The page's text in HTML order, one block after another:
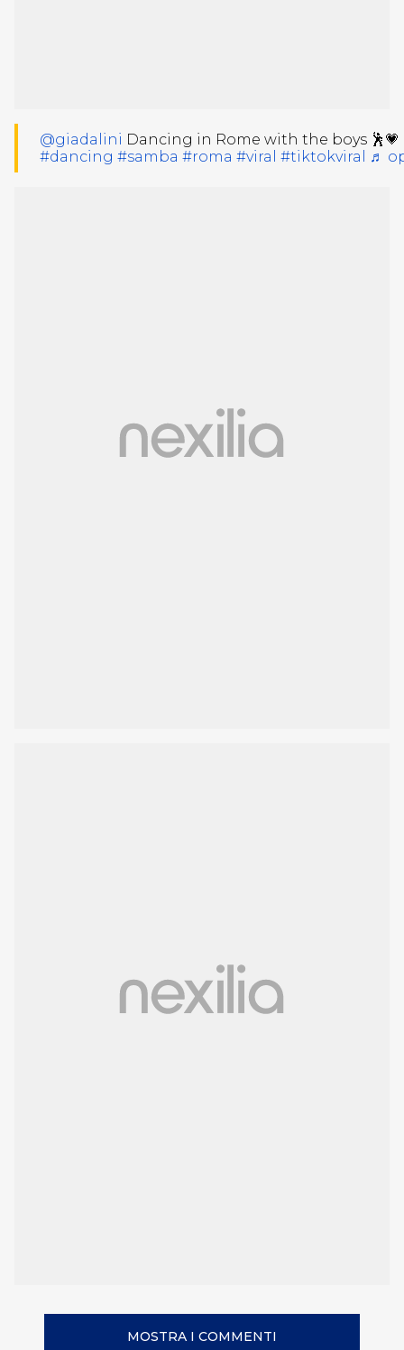
@giadalini Dancing in Rome with the boys
#dancing #samba #roma #viral #tiktokviral ♬
MOSTRA I COMMENTI